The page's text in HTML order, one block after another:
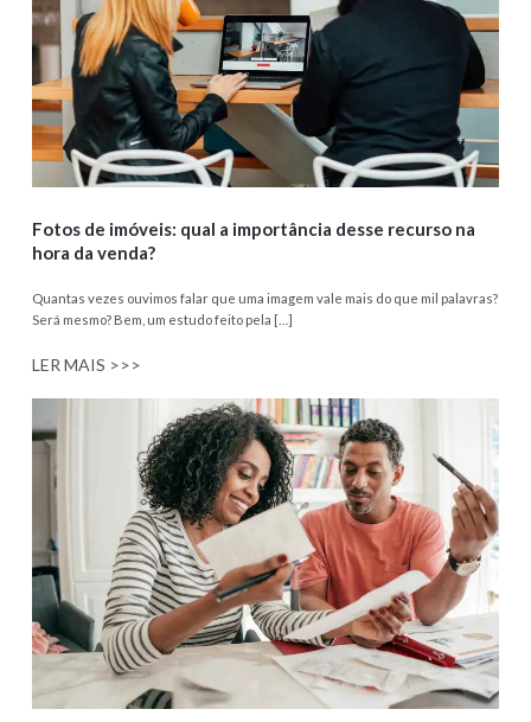
Fotos de imóveis: qual a importância desse recurso na
hora da venda?
Quantas vezes ouvimos falar que uma imagem vale mais do que mil palavras?
Será mesmo? Bem, um estudo feito pela […]
LER MAIS >>>